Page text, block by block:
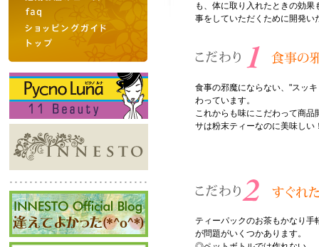
トライアルセット
定期お届けセット
faq
も、体に取り入れたときの効
事をしていただくために開発
食事の邪魔にならない、"スッ
わっています。
これからも味にこだわって商
サは粉末ティーなのに美味しい
ティーパックのお茶もかなり手
が問題がいくつかあります。